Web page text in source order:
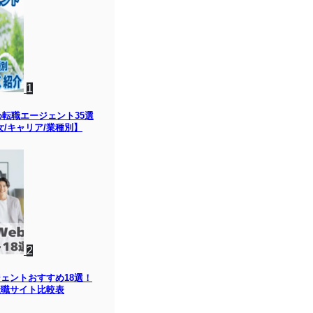
1
職エージェント35選
/キャリア/業種別】
2
ントおすすめ18選！
サイト比較表